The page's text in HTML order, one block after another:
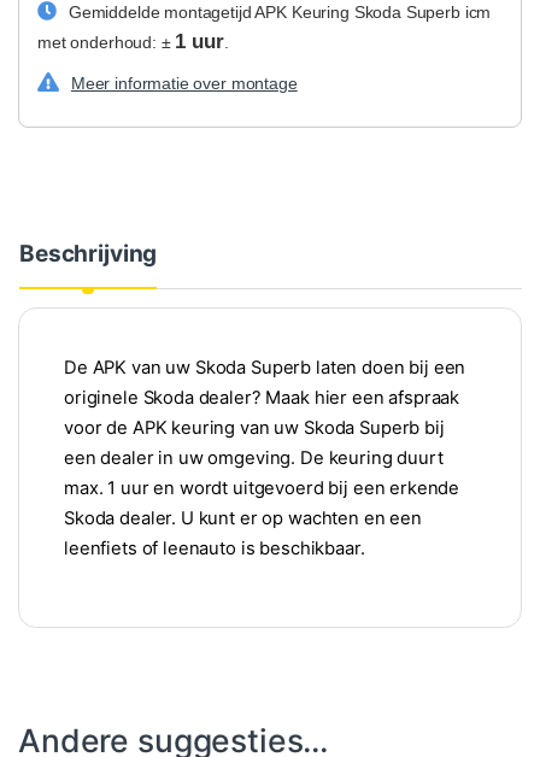
Gemiddelde montagetijd APK Keuring Skoda Superb icm
met onderhoud: ± 1 uur.
Meer informatie over montage
Beschrijving
De APK van uw Skoda Superb laten doen bij een
originele Skoda dealer? Maak hier een afspraak
voor de APK keuring van uw Skoda Superb bij
een dealer in uw omgeving. De keuring duurt
max. 1 uur en wordt uitgevoerd bij een erkende
Skoda dealer. U kunt er op wachten en een
leenfiets of leenauto is beschikbaar.
Andere suggesties…